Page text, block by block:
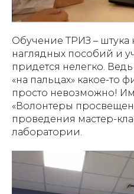
Обучение ТРИЗ – штука
наглядных пособий и
придется нелегко.
«на пальцах» какое-то
просто невозможно!
«Волонтеры
проведения мастер-
лаборатории.